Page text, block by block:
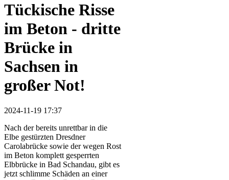
Tückische Risse
im Beton - dritte
Brücke in
Sachsen in
großer Not!
2024-11-19 17:37
Nach der bereits unrettbar in die
Elbe gestürzten Dresdner
Carolabrücke sowie der wegen Rost
im Beton komplett gesperrten
Elbbrücke in Bad Schandau, gibt es
jetzt schlimme Schäden an einer